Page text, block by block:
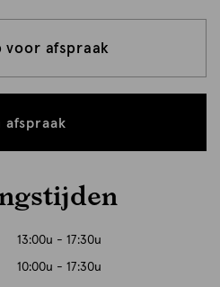
voor afspraak
afspraak
13:00u - 17:30u
10:00u - 17:30u